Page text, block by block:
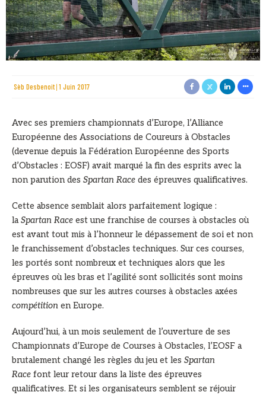
Sèb Desbenoit 1 Juin 2017
Avec ses premiers championnats d’Europe, l’Alliance
Européenne des Associations de Coureurs à Obstacles
(devenue depuis la Fédération Européenne des Sports
d’Obstacles : EOSF) avait marqué la fin des esprits avec la
non parution des Spartan Race des épreuves qualificatives.
Cette absence semblait alors parfaitement logique :
laSpartan Race est une franchise de courses à obstacles où
est avant tout mis à l’honneur le dépassement de soi et non
le franchissement d’obstacles techniques. Sur ces courses,
les portés sont nombreux et techniques alors que les
épreuves où les bras et l’agilité sont sollicités sont moins
nombreuses que sur les autres courses à obstacles axées
compétition en Europe.
Aujourd’hui, à un mois seulement de l’ouverture de ses
Championnats d’Europe de Courses à Obstacles, l’EOSF a
brutalement changé les règles du jeu et les Spartan
Race font leur retour dans la liste des épreuves
qualificatives. Et si les organisateurs semblent se réjouir